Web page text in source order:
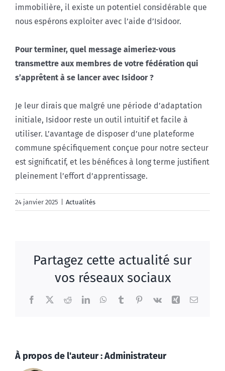
immobilière, il existe un potentiel considérable que
nous espérons exploiter avec l’aide d’Isidoor.
Pour terminer, quel message aimeriez-vous
transmettre aux membres de votre fédération qui
s’apprêtent à se lancer avec Isidoor ?
Je leur dirais que malgré une période d’adaptation
initiale, Isidoor reste un outil intuitif et facile à
utiliser. L’avantage de disposer d’une plateforme
commune spécifiquement conçue pour notre secteur
est significatif, et les bénéfices à long terme justifient
pleinement l’effort d’apprentissage.
24 janvier 2025 Actualités
Partagez cette actualité sur
vos réseaux sociaux
Facebook
X RedditLinkedInWhatsApp
TumblrPinterest
Vk Xing Email
À propos de l'auteur :Administrateur